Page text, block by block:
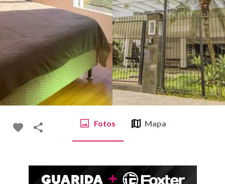
Fotos Mapa